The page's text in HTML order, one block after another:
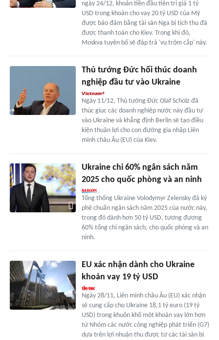
ngày 24/12, khoản tiền đầu tiên trị giá 1 tỷ
USD trong khoản cho vay 20 tỷ USD của Mỹ
được bảo đảm bằng tài sản Nga bị tịch thu đã
được thanh toán cho Kiev. Trong khi đó,
Moskva tuyên bố sẽ đáp trả 'vụ trộm cắp' này.
Thủ tướng Đức hối thúc doanh
nghiệp đầu tư vào Ukraine
Ngày 11/12, Thủ tướng Đức Olaf Scholz đã
thúc giục các doanh nghiệp nước này đầu tư
vào Ukraine và khẳng định Berlin sẽ tạo điều
kiện thuận lợi cho con đường gia nhập Liên
minh châu Âu (EU) của Kiev.
Ukraine chi 60% ngân sách năm
2025 cho quốc phòng và an ninh
Tổng thống Ukraine Volodymyr Zelensky đã ký
phê chuẩn ngân sách năm 2025 của nước này,
trong đó dành hơn 50 tỷ USD, tương đương
60% tổng chi ngân sách, cho quốc phòng và an
ninh.
EU xác nhận dành cho Ukraine
khoản vay 19 tỷ USD
Ngày 28/11, Liên minh châu Âu (EU) xác nhận
sẽ cung cấp cho Ukraine 18,1 tỷ euro (19 tỷ
USD) trong khuôn khổ một khoản vay lớn hơn
từ Nhóm các nước công nghiệp phát triển (G7)
dựa trên lợi nhuận thu được từ các tài sản bị